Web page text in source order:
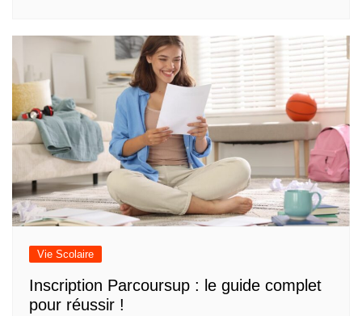
Vie Scolaire
Inscription Parcoursup : le guide complet
pour réussir !